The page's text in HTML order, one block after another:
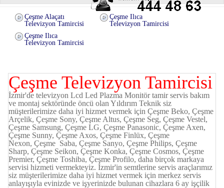
Çeşme Alaçatı
Televizyon Tamircisi
Çeşme Ilıca
Televizyon Tamircisi
Çeşme Ilıca
Televizyon Tamircisi
Çeşme Televizyon Tamircisi
İzmir'de televizyon Lcd Led Plazma Monitör tamir servis bakım
ve montaj sektöründe öncü olan Yıldırım Teknik siz
müşterilerimize daha iyi hizmet vermek için Çeşme Beko, Çeşme
Arçelik, Çeşme Sony, Çeşme Altus, Çeşme Seg, Çeşme Vestel,
Çeşme Samsung, Çeşme LG, Çeşme Panasonic, Çeşme Axen,
Çeşme Sunny, Çeşme Axos, Çeşme Finlüx, Çeşme
Nexon, Çeşme Saba, Çeşme Sanyo, Çeşme Philips, Çeşme
Sharp, Çeşme Seikon, Çeşme Konka, Çeşme Cosmos, Çeşme
Premier, Çeşme Toshiba, Çeşme Profilo, daha birçok markaya
servisi hizmeti vermekteyiz. İzmir'in semtlerine servis araçlarımız
siz müşterilerimize daha iyi hizmet vermek için merkez servis
anlayışıyla evinizde ve işyerinizde bulunan cihazlara 6 ay işçilik